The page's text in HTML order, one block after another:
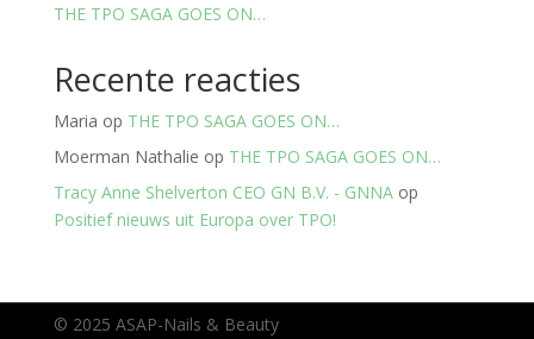
THE TPO SAGA GOES ON…
Recente reacties
Maria op THE TPO SAGA GOES ON…
Moerman Nathalie op THE TPO SAGA GOES ON…
Tracy Anne Shelverton CEO GN B.V. - GNNAop
Positief nieuws uit Europa over TPO!
© 2025 ASAP-Nails & Beauty